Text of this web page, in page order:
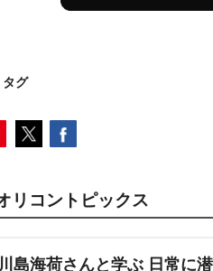
タグ
リコントピックス
川島海荷さんと学ぶ 日常に